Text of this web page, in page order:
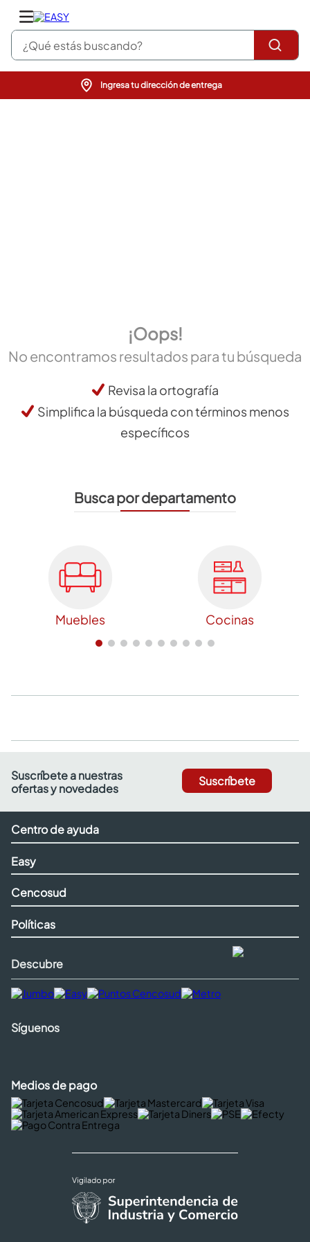
¿Qué estás buscando?
Ingresa tu dirección de entrega
¡Oops!
No encontramos resultados para tu búsqueda
Revisa la ortografía
Simplifica la búsqueda con términos menos
específicos
Busca por departamento
Muebles Cocinas
Suscríbete a nuestras
ofertas y novedades
Suscríbete
Centro de ayuda
Easy
Cencosud
Políticas
Descubre
Síguenos
Medios de pago
pinturas